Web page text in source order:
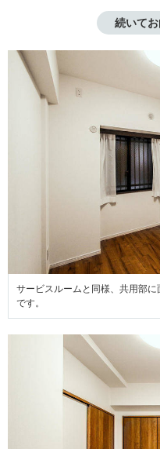
続いて
サービスルームと同様、共用部
です。